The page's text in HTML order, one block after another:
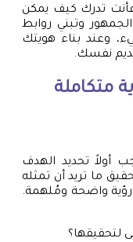
فأنت تدرك كيف يمكن
وتبني روابط
وعند بناء هويتك
نفسك.
متكاملة
أولاً تحديد الهدف
ما تريد أن تمثله
رؤية واضحة ومُلهمة.
لتحقيقها؟